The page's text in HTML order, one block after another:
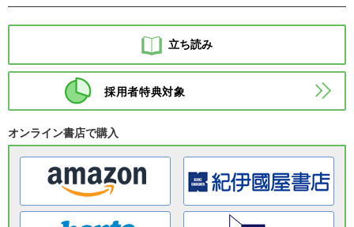
立ち読み
採用者特典対象
オンライン書店で購入